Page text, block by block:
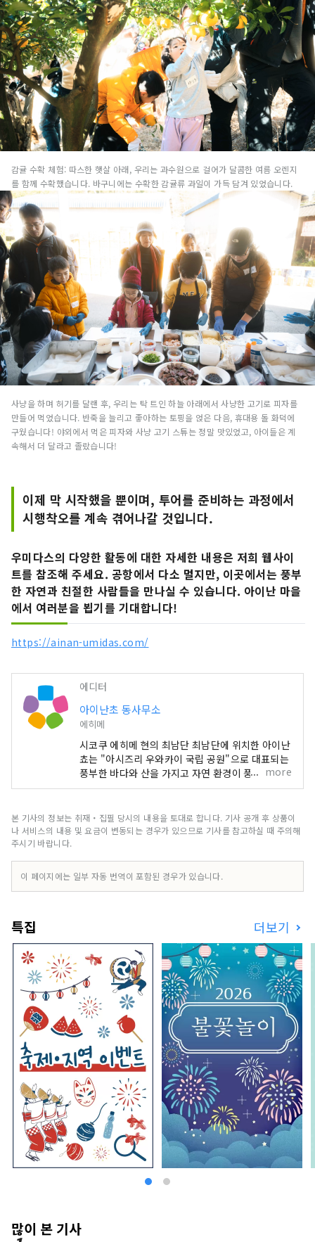
감귤 수확 체험: 따스한 햇살 아래, 우리는 과수원으로 걸어가 달콤한 여름 오렌지
를 함께 수확했습니다. 바구니에는 수확한 감귤류 과일이 가득 담겨 있었습니다.
사냥을 하며 허기를 달랜 후, 우리는 탁 트인 하늘 아래에서 사냥한 고기로 피자를
만들어 먹었습니다. 반죽을 늘리고 좋아하는 토핑을 얹은 다음, 휴대용 돌 화덕에
구웠습니다! 야외에서 먹은 피자와 사냥 고기 스튜는 정말 맛있었고, 아이들은 계
속해서 더 달라고 졸랐습니다!
이제 막 시작했을 뿐이며, 투어를 준비하는 과정에서
시행착오를 계속 겪어나갈 것입니다.
우미다스의 다양한 활동에 대한 자세한 내용은 저희 웹사이
트를 참조해 주세요. 공항에서 다소 멀지만, 이곳에서는 풍부
한 자연과 친절한 사람들을 만나실 수 있습니다. 아이난 마을
에서 여러분을 뵙기를 기대합니다!
https://ainan-umidas.com/
에디터
아이난초 동사무소
에히메
시코쿠 에히메 현의 최남단 최남단에 위치한 아이난
쵸는 "아시즈리 우와카이 국립 공원"으로 대표되는
풍부한 바다와 산을 가지고 자연 환경이 풍부한 지
역입니다 기후는 사계절을 통해 온난하고 산호와 열
more
본 기사의 정보는 취재・집필 당시의 내용을 토대로 합니다. 기사 공개 후 상품이
나 서비스의 내용 및 요금이 변동되는 경우가 있으므로 기사를 참고하실 때 주의해
주시기 바랍니다.
이 페이지에는 일부 자동 번역이 포함된 경우가 있습니다.
특집 더보기
많이 본 기사